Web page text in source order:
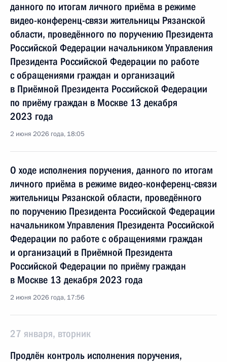
данного по итогам личного приёма в режиме
видео-конференц-связи жительницы Рязанской
области, проведённого по поручению Президента
Российской Федерации начальником Управления
Президента Российской Федерации по работе
с обращениями граждан и организаций
в Приёмной Президента Российской Федерации
по приёму граждан в Москве 13 декабря
2023 года
2 июня 2026 года, 18:05
О ходе исполнения поручения, данного по итогам
личного приёма в режиме видео-конференц-связи
жительницы Рязанской области, проведённого
по поручению Президента Российской Федерации
начальником Управления Президента Российской
Федерации по работе с обращениями граждан
и организаций в Приёмной Президента
Российской Федерации по приёму граждан
в Москве 13 декабря 2023 года
2 июня 2026 года, 17:56
27 января, вторник
Продлён контроль исполнения поручения,